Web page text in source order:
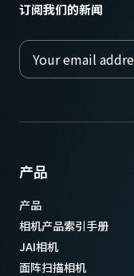
订阅我们的新闻
产品
产品
相机产品索引手册
JAI相机
面阵扫描相机